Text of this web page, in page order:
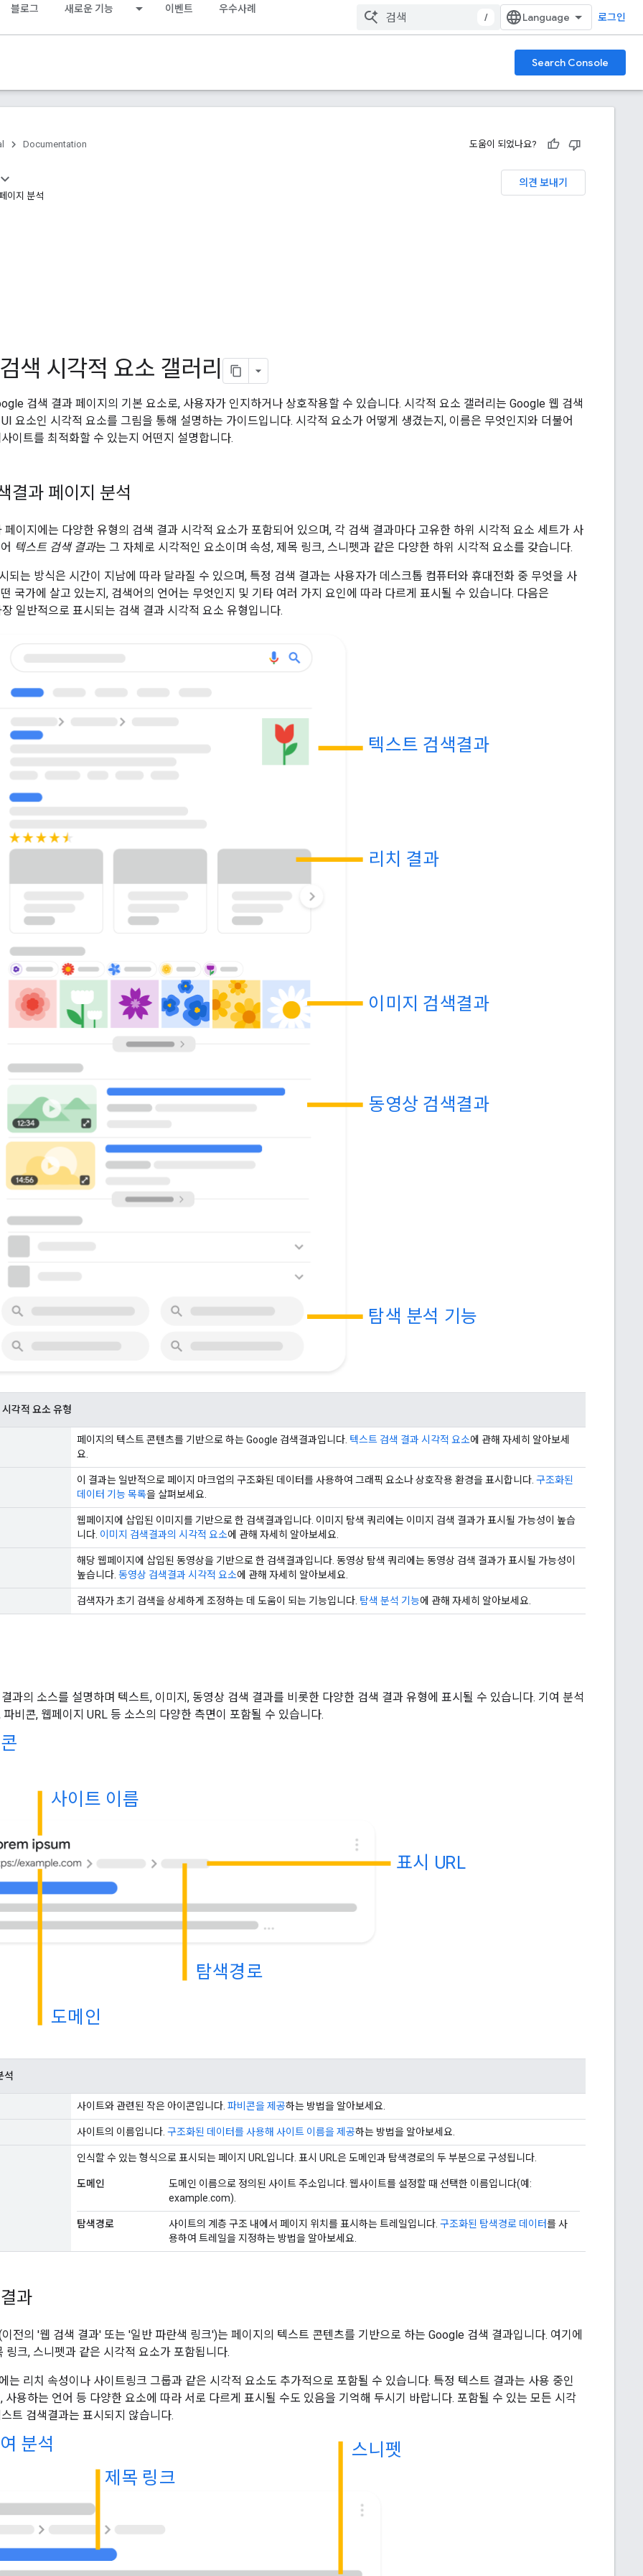
블로그 새로운 기능 이벤트 우수사례
/ 로그인
Search Console
Documentation 도움이 되었나요?
의견 보내기
이지 분석
색 시각적 요소 갤러리
검색 결과 페이지의 기본 요소로, 사용자가 인지하거나 상호작용할 수 있습니다. 시각적 요소 갤러리는 Google 웹 검색
UI 요소인 시각적 요소를 그림을 통해 설명하는 가이드입니다. 시각적 요소가 어떻게 생겼는지, 이름은 무엇인지와 더불어
사이트를 최적화할 수 있는지 어떤지 설명합니다.
결과 페이지 분석
페이지에는 다양한 유형의 검색 결과 시각적 요소가 포함되어 있으며, 각 검색 결과마다 고유한 하위 시각적 요소 세트가 사
텍스트 검색 결과는 그 자체로 시각적인 요소이며 속성, 제목 링크, 스니펫과 같은 다양한 하위 시각적 요소를 갖습니다.
시되는 방식은 시간이 지남에 따라 달라질 수 있으며, 특정 검색 결과는 사용자가 데스크톱 컴퓨터와 휴대전화 중 무엇을 사
떤 국가에 살고 있는지, 검색어의 언어는 무엇인지 및 기타 여러 가지 요인에 따라 다르게 표시될 수 있습니다. 다음은
장 일반적으로 표시되는 검색 결과 시각적 요소 유형입니다.
텍스트 검색결과
리치 결과
이미지 검색결과
동영상 검색결과
탐색 분석 기능
시각적 요소 유형
페이지의 텍스트 콘텐츠를 기반으로 하는 Google 검색결과입니다. 텍스트 검색 결과 시각적 요소에 관해 자세히 알아보세
요.
이 결과는 일반적으로 페이지 마크업의 구조화된 데이터를 사용하여 그래픽 요소나 상호작용 환경을 표시합니다. 구조화된
데이터 기능 목록을 살펴보세요.
웹페이지에 삽입된 이미지를 기반으로 한 검색결과입니다. 이미지 탐색 쿼리에는 이미지 검색 결과가 표시될 가능성이 높습
니다. 이미지 검색결과의 시각적 요소에 관해 자세히 알아보세요.
해당 웹페이지에 삽입된 동영상을 기반으로 한 검색결과입니다. 동영상 탐색 쿼리에는 동영상 검색 결과가 표시될 가능성이
높습니다. 동영상 검색결과 시각적 요소에 관해 자세히 알아보세요.
검색자가 초기 검색을 상세하게 조정하는 데 도움이 되는 기능입니다. 탐색 분석 기능에 관해 자세히 알아보세요.
결과의 소스를 설명하며 텍스트, 이미지, 동영상 검색 결과를 비롯한 다양한 검색 결과 유형에 표시될 수 있습니다. 기여 분석
파비콘, 웹페이지 URL 등 소스의 다양한 측면이 포함될 수 있습니다.
사이트 이름
표시 URL
도메인
탐색경로
석
사이트와 관련된 작은 아이콘입니다. 파비콘을 제공하는 방법을 알아보세요.
사이트의 이름입니다. 구조화된 데이터를 사용해 사이트 이름을 제공하는 방법을 알아보세요.
인식할 수 있는 형식으로 표시되는 페이지 URL입니다. 표시 URL은 도메인과 탐색경로의 두 부분으로 구성됩니다.
도메인
도메인 이름으로 정의된 사이트 주소입니다. 웹사이트를 설정할 때 선택한 이름입니다(예:
example.com).
탐색경로 사이트의 계층 구조 내에서 페이지 위치를 표시하는 트레일입니다. 구조화된 탐색경로 데이터를 사
용하여 트레일을 지정하는 방법을 알아보세요.
과
이전의 '웹 검색 결과' 또는 '일반 파란색 링크')는 페이지의 텍스트 콘텐츠를 기반으로 하는 Google 검색 결과입니다. 여기에
링크, 스니펫과 같은 시각적 요소가 포함됩니다.
에는 리치 속성이나 사이트링크 그룹과 같은 시각적 요소도 추가적으로 포함될 수 있습니다. 특정 텍스트 결과는 사용 중인
, 사용하는 언어 등 다양한 요소에 따라 서로 다르게 표시될 수도 있음을 기억해 두시기 바랍니다. 포함될 수 있는 모든 시각
스트 검색결과는 표시되지 않습니다.
분석
제목 링크
스니펫